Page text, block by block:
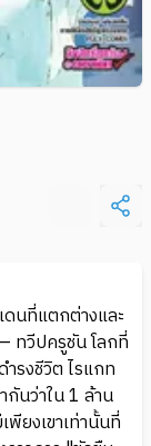
นที่แตกต่างและ
ทวีปครูชัน โลกที่
รงชีวิต ไรแกท
นว่าใน 1 ล้าน
ยงเขาเท่านั้นที่